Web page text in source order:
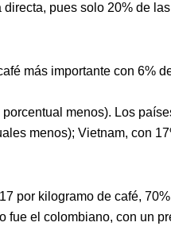
pues solo 20% de
más importante con 6%
menos). Los
menos); Vietnam, con
por kilogramo de café,
fue el colombiano, con un